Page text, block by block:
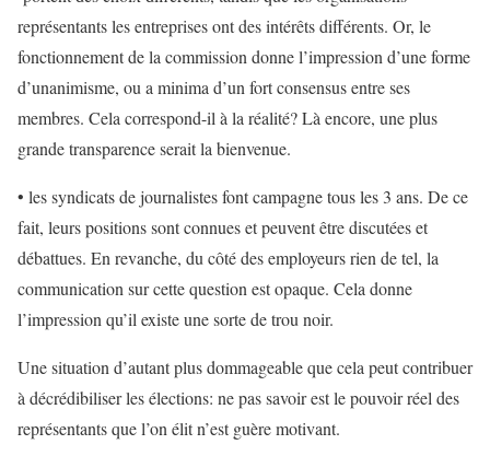
représentants les entreprises ont des intérêts différents. Or, le
fonctionnement de la commission donne l’impression d’une forme
d’unanimisme, ou a minima d’un fort consensus entre ses
membres. Cela correspond-il à la réalité? Là encore, une plus
grande transparence serait la bienvenue.
• les syndicats de journalistes font campagne tous les 3 ans. De ce
fait, leurs positions sont connues et peuvent être discutées et
débattues. En revanche, du côté des employeurs rien de tel, la
communication sur cette question est opaque. Cela donne
l’impression qu’il existe une sorte de trou noir.
Une situation d’autant plus dommageable que cela peut contribuer
à décrédibiliser les élections: ne pas savoir est le pouvoir réel des
représentants que l’on élit n’est guère motivant.